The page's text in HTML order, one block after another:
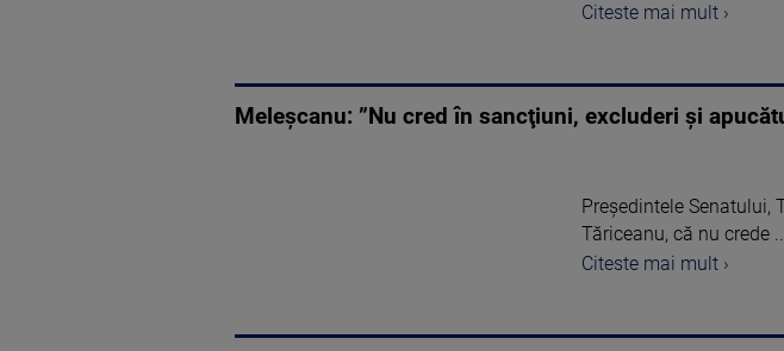
Citeste mai mult ›
Meleșcanu: ”Nu cred în sancţiuni, excluderi şi
Preşedintele Senatului,
Tăriceanu, că nu crede
Citeste mai mult ›